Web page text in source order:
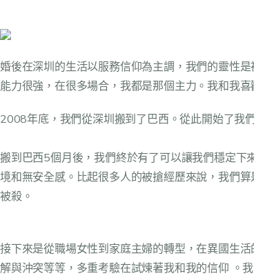
婚後在深圳的生活以服務信仰為主調，我們的靈性
能力很強，在很多場合，我都是那個主力。我和我
2008年底，我們從深圳搬到了巴西。從此開始了我
搬到巴西5個月後，我們終於有了可以讓我們穩定
境和無安全感。比起很多人的被搶經歷來說，我們
被殺。
接下來是從職場女性到家庭主婦的轉型，在異國生
解與沖突等等，多重考驗在試煉著我和我的信仰 。